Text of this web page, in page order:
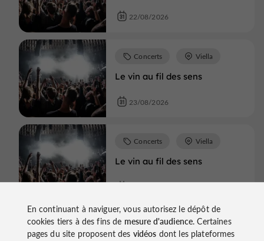
22/08/2026
Le vin au fil des sens
Concerts Viella
23/08/2026
Le vin au fil des sens
Concerts Viella
Concerts
En continuant à naviguer, vous autorisez le dépôt de
cookies tiers à des fins de mesure d'audience. Certaines
pages du site proposent des vidéos dont les plateformes